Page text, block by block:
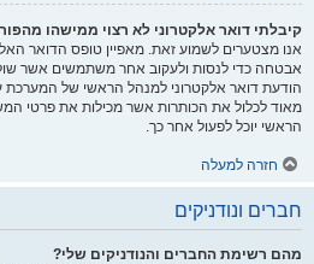
קיבלתי דואר אלקטרוני לא רצוי ממישהו
אנו מצטערים לשמוע זאת. מאפיין טופס הדואר
אבטחה כדי לנסות ולעקוב אחר משתמשים אשר
הודעת דואר אלקטרוני למנהל הראשי של
מאוד לכלול את הכותרות אשר מכילות את
הראשי יוכל לפעול אחר כך.
חזרה למעלה
חברים ונודניקים
מהם רשימת החברים והנודניקים שלי?